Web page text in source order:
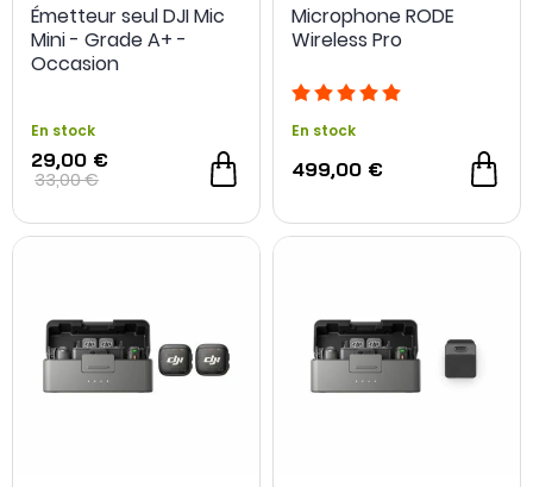
- 4 €
Émetteur seul DJI Mic
Mini - Grade A+ -
Occasion
En stock
29,00 €
33,00 €
Microphone RODE
Wireless Pro
En stock
499,00 €